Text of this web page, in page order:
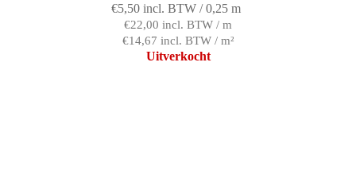
€5,50 incl. BTW / 0,25 m
€22,00 incl. BTW / m
€14,67 incl. BTW / m²
Uitverkocht